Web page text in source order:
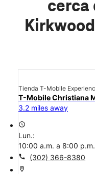
cerca
Tienda T-Mobile
T-Mobile Christiana
3.2 miles away
access_time
Lun.:
10:00 a.m. a 8:00 p.m.
call (302) 366-8380
location_on